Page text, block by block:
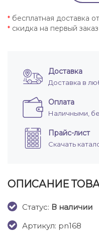
* бесплатная доставка
* скидка на первый заказ
Доставка
Доставка в
Оплата
Наличными,
Прайс-лист
Скачать
ОПИСАНИЕ
Cтатус: В наличии
Артикул: pn168